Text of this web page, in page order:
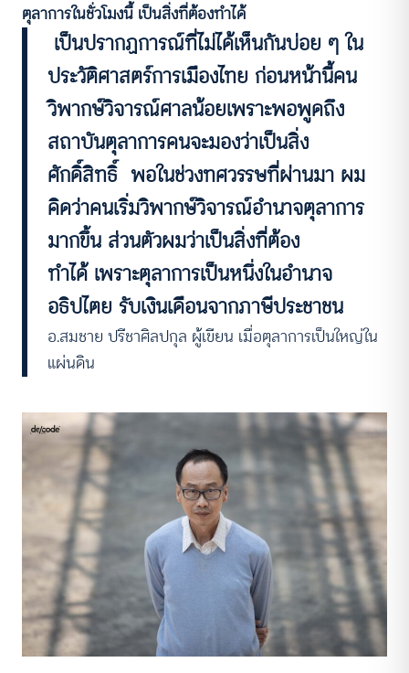
ตุลาการในชั่วโมงนี้ เป็นสิ่งที่ต้องทำได้
เป็นปรากฏการณ์ที่ไม่ได้เห็นกันบ่อย ๆ ใน
ประวัติศาสตร์การเมืองไทย ก่อนหน้านี้คน
วิพากษ์วิจารณ์ศาลน้อยเพราะพอพูดถึง
สถาบันตุลาการคนจะมองว่าเป็นสิ่ง
ศักดิ์สิทธิ์ พอในช่วงทศวรรษที่ผ่านมา ผม
คิดว่าคนเริ่มวิพากษ์วิจารณ์อำนาจตุลาการ
มากขึ้น ส่วนตัวผมว่าเป็นสิ่งที่ต้อง
ทำได้ เพราะตุลาการเป็นหนึ่งในอำนาจ
อธิปไตย รับเงินเดือนจากภาษีประชาชน
อ.สมชาย ปรีชาศิลปกุล ผู้เขียน เมื่อตุลาการเป็นใหญ่ใน
แผ่นดิน